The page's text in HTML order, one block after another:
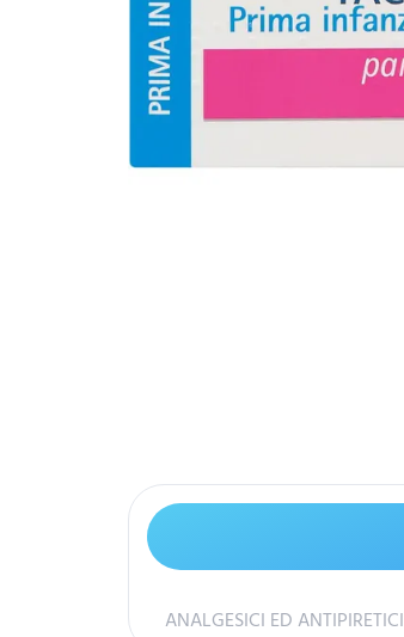
ANALGESICI ED ANTIPIRETICI